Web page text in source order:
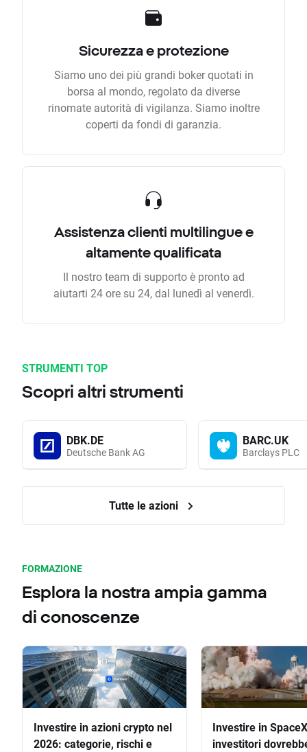
Sicurezza e protezione
Siamo uno dei più grandi boker quotati in
borsa al mondo, regolato da diverse
rinomate autorità di vigilanza. Siamo inoltre
coperti da fondi di garanzia.
Assistenza clienti multilingue e
altamente qualificata
Il nostro team di supporto è pronto ad
aiutarti 24 ore su 24, dal lunedì al venerdì.
STRUMENTI TOP
Scopri altri strumenti
DBK.DE
Deutsche Bank AG
BARC.UK
Barclays PLC
Tutte le azioni
FORMAZIONE
Esplora la nostra ampia gamma
di conoscenze
Investire in azioni crypto nel
2026: categorie, rischi e
Investire in
investitori